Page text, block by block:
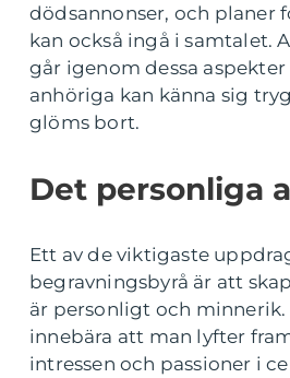
dödsannonser, och planer
kan också ingå i samtalet.
går igenom dessa
anhöriga kan känna sig
glöms bort.
Det personliga
Ett av de viktigaste
begravningsbyrå är att
är personligt och minnerik.
innebära att man lyfter
intressen och passioner i